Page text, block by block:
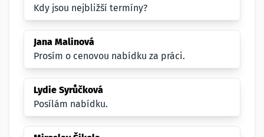
Kdy jsou nejbližší termíny?
Jana Malinová
Prosím o cenovou nabídku za práci.
Lydie Syrůčková
Posílám nabídku.